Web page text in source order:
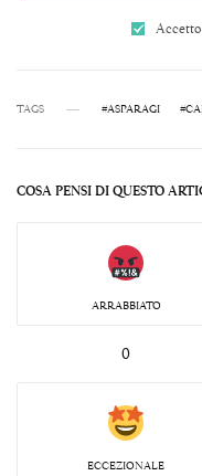
TAGS #ASPARAGI
COSA PENSI DI QUESTO
ARRABBIATO
0
ECCEZIONALE